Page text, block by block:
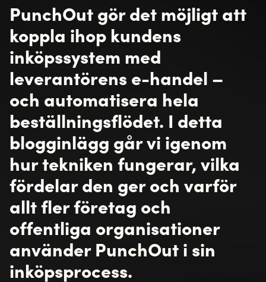
PunchOut gör det möjligt att
koppla ihop kundens
inköpssystem med
leverantörens e-handel –
och automatisera hela
beställningsflödet. I detta
blogginlägg går vi igenom
hur tekniken fungerar, vilka
fördelar den ger och varför
allt fler företag och
offentliga organisationer
använder PunchOut i sin
inköpsprocess.